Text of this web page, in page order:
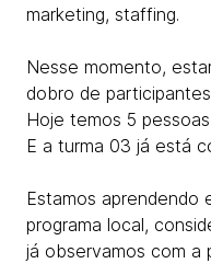
marketing, staffing.
Nesse momento,
dobro de
Hoje temos 5
E a turma 03 já está
Estamos aprendendo
programa local,
já observamos com a